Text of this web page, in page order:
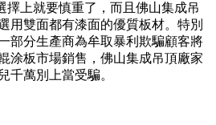
擇上就要慎重了，而且佛山集成吊
用雙面都有漆面的優質板材。特別
部分生產商為牟取暴利欺騙顧客將
涂板市場銷售，佛山集成吊頂廠家
千萬別上當受騙。